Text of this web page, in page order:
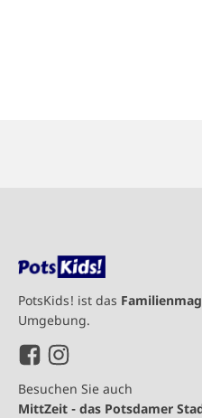
PotsKids! ist das
Umgebung.
Besuchen Sie auch
MittZeit - das Potsdamer